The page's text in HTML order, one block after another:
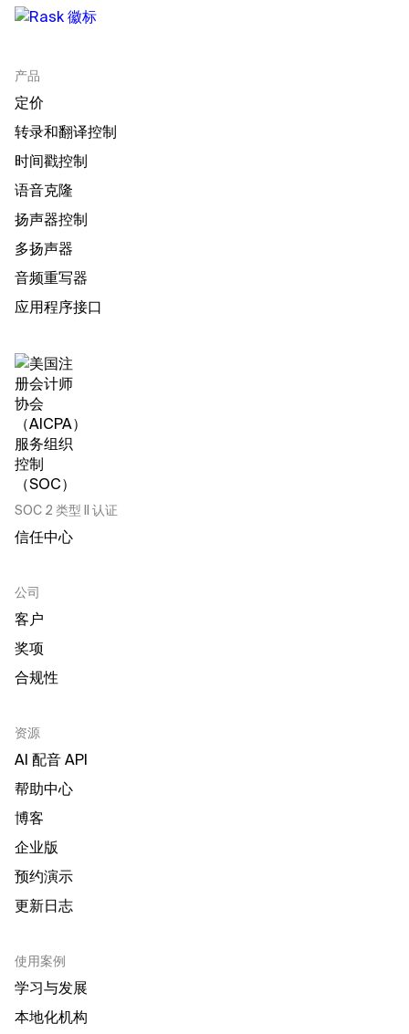
产品
定价
转录和翻译控制
时间戳控制
语音克隆
扬声器控制
多扬声器
音频重写器
应用程序接口
SOC 2 类型 II 认证
信任中心
公司
客户
奖项
合规性
资源
AI 配音 API
帮助中心
博客
企业版
预约演示
更新日志
使用案例
学习与发展
本地化机构